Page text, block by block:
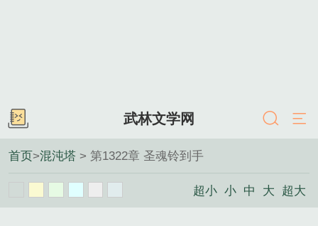
武林文学网
首页>混沌塔 > 第1322章 圣魂铃到手
超小 小 中 大 超大